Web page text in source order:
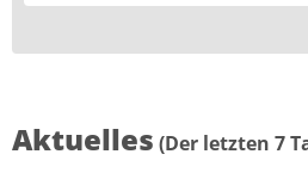
Aktuelles (Der letzten 7